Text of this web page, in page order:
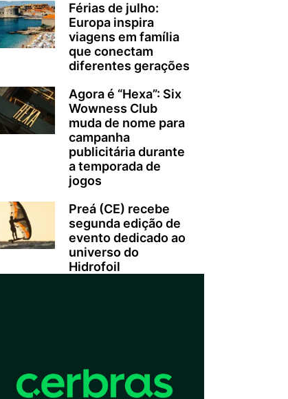
Férias de julho:
Europa inspira
viagens em família
que conectam
diferentes gerações
Agora é “Hexa”: Six
Wowness Club
muda de nome para
campanha
publicitária durante
a temporada de
jogos
Preá (CE) recebe
segunda edição de
evento dedicado ao
universo do
Hidrofoil